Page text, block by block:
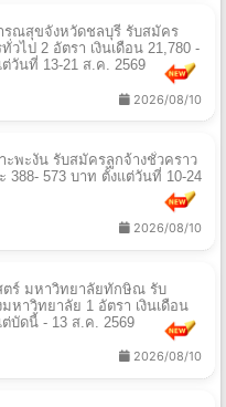
รณสุขจังหวัดชลบุรี รับสมัคร
วไป 2 อัตรา เงินเดือน 21,780 -
วันที่ 13-21 ส.ค. 2569
2026/08/10
ะพะงัน รับสมัครลูกจ้างชั่วคราว
388- 573 บาท ตั้งแต่วันที่ 10-24
2026/08/10
ร์ มหาวิทยาลัยทักษิณ รับ
หาวิทยาลัย 1 อัตรา เงินเดือน
บัดนี้ - 13 ส.ค. 2569
2026/08/10